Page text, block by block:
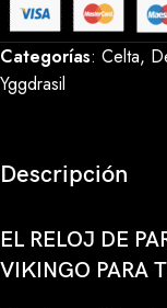
Categorías: Celta,
Yggdrasil
Descripción
EL RELOJ DE
VIKINGO PARA